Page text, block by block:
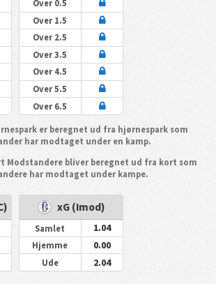
Over 0.5
Over 1.5
Over 2.5
Over 3.5
Over 4.5
Over 5.5
Over 6.5
er beregnet ud fra hjørnespark som
har modtaget under en kamp.
Modstandere bliver beregnet ud fra kort som
har modtaget under kampe.
xG (Imod)
Samlet 1.04
Hjemme 0.00
Ude 2.04